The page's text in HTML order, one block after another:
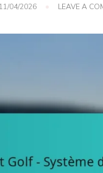
11/04/2026 LEAVE A